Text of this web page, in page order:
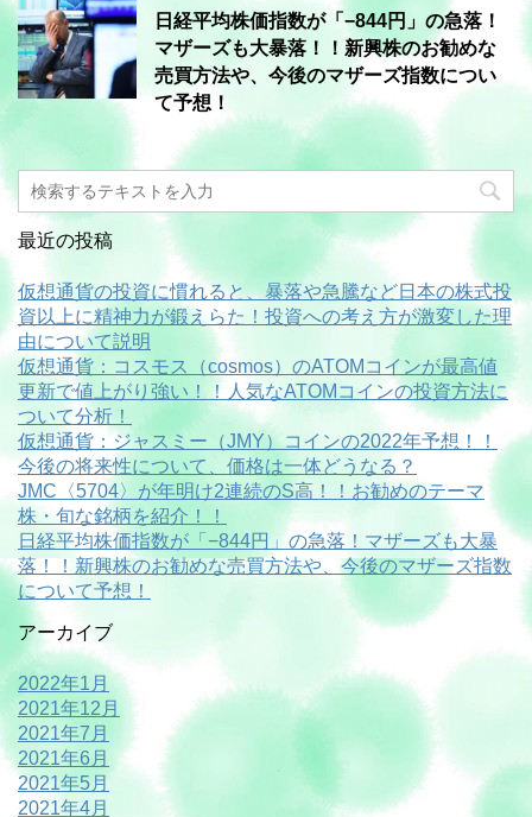
日経平均株価指数が「−844円」の急落！
マザーズも大暴落！！新興株のお勧めな
売買方法や、今後のマザーズ指数につい
て予想！
最近の投稿
仮想通貨の投資に慣れると、暴落や急騰など日本の株式投
資以上に精神力が鍛えらた！投資への考え方が激変した理
由について説明
仮想通貨：コスモス（cosmos）のATOMコインが最高値
更新で値上がり強い！！人気なATOMコインの投資方法に
ついて分析！
仮想通貨：ジャスミー（JMY）コインの2022年予想！！
今後の将来性について、価格は一体どうなる？
JMC〈5704〉が年明け2連続のS高！！お勧めのテーマ
株・旬な銘柄を紹介！！
日経平均株価指数が「−844円」の急落！マザーズも大暴
落！！新興株のお勧めな売買方法や、今後のマザーズ指数
について予想！
アーカイブ
2022年1月
2021年12月
2021年7月
2021年6月
2021年5月
2021年4月